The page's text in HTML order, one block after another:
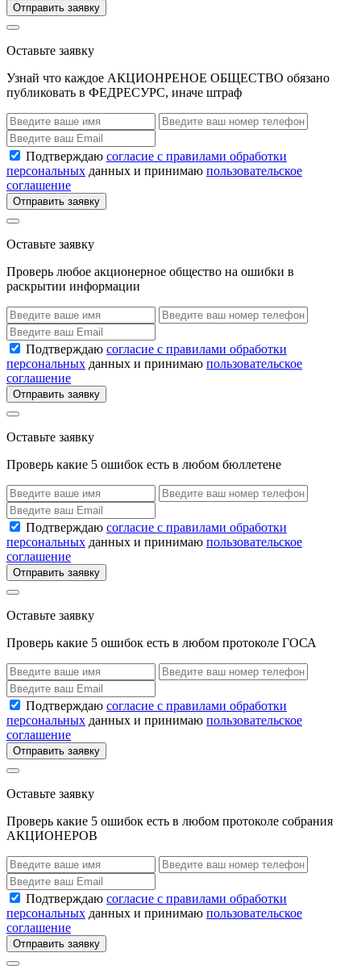
Отправить заявку
Оставьте заявку
Узнай что каждое АКЦИОНРЕНОЕ ОБЩЕСТВО обязано
публиковать в ФЕДРЕСУРС, иначе штраф
Подтверждаю согласие с правилами обработки
персональных данных и принимаю пользовательское
соглашение
Отправить заявку
Оставьте заявку
Проверь любое акционерное общество на ошибки в
раскрытии информации
Подтверждаю согласие с правилами обработки
персональных данных и принимаю пользовательское
соглашение
Отправить заявку
Оставьте заявку
Проверь какие 5 ошибок есть в любом бюллетене
Подтверждаю согласие с правилами обработки
персональных данных и принимаю пользовательское
соглашение
Отправить заявку
Оставьте заявку
Проверь какие 5 ошибок есть в любом протоколе ГОСА
Подтверждаю согласие с правилами обработки
персональных данных и принимаю пользовательское
соглашение
Отправить заявку
Оставьте заявку
Проверь какие 5 ошибок есть в любом протоколе собрания
АКЦИОНЕРОВ
Подтверждаю согласие с правилами обработки
персональных данных и принимаю пользовательское
соглашение
Отправить заявку